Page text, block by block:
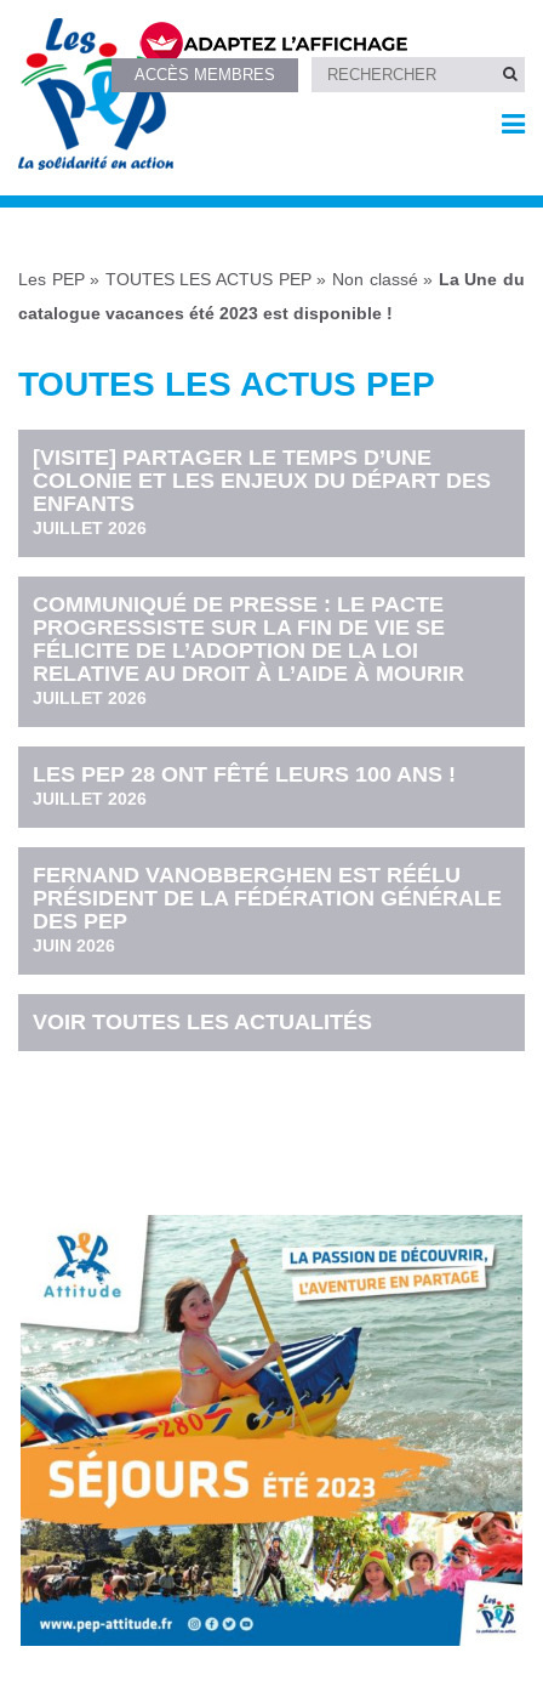
ACCÈS MEMBRES
Les PEP» TOUTES LES ACTUS PEP» Non classé » La Une du
catalogue vacances été 2023 est disponible !
TOUTES LES ACTUS PEP
[VISITE] PARTAGER LE TEMPS D’UNE
COLONIE ET LES ENJEUX DU DÉPART DES
ENFANTS
JUILLET 2026
COMMUNIQUÉ DE PRESSE : LE PACTE
PROGRESSISTE SUR LA FIN DE VIE SE
FÉLICITE DE L’ADOPTION DE LA LOI
RELATIVE AU DROIT À L’AIDE À MOURIR
JUILLET 2026
LES PEP 28 ONT FÊTÉ LEURS 100 ANS !
JUILLET 2026
FERNAND VANOBBERGHEN EST RÉÉLU
PRÉSIDENT DE LA FÉDÉRATION GÉNÉRALE
DES PEP
JUIN 2026
VOIR TOUTES LES ACTUALITÉS